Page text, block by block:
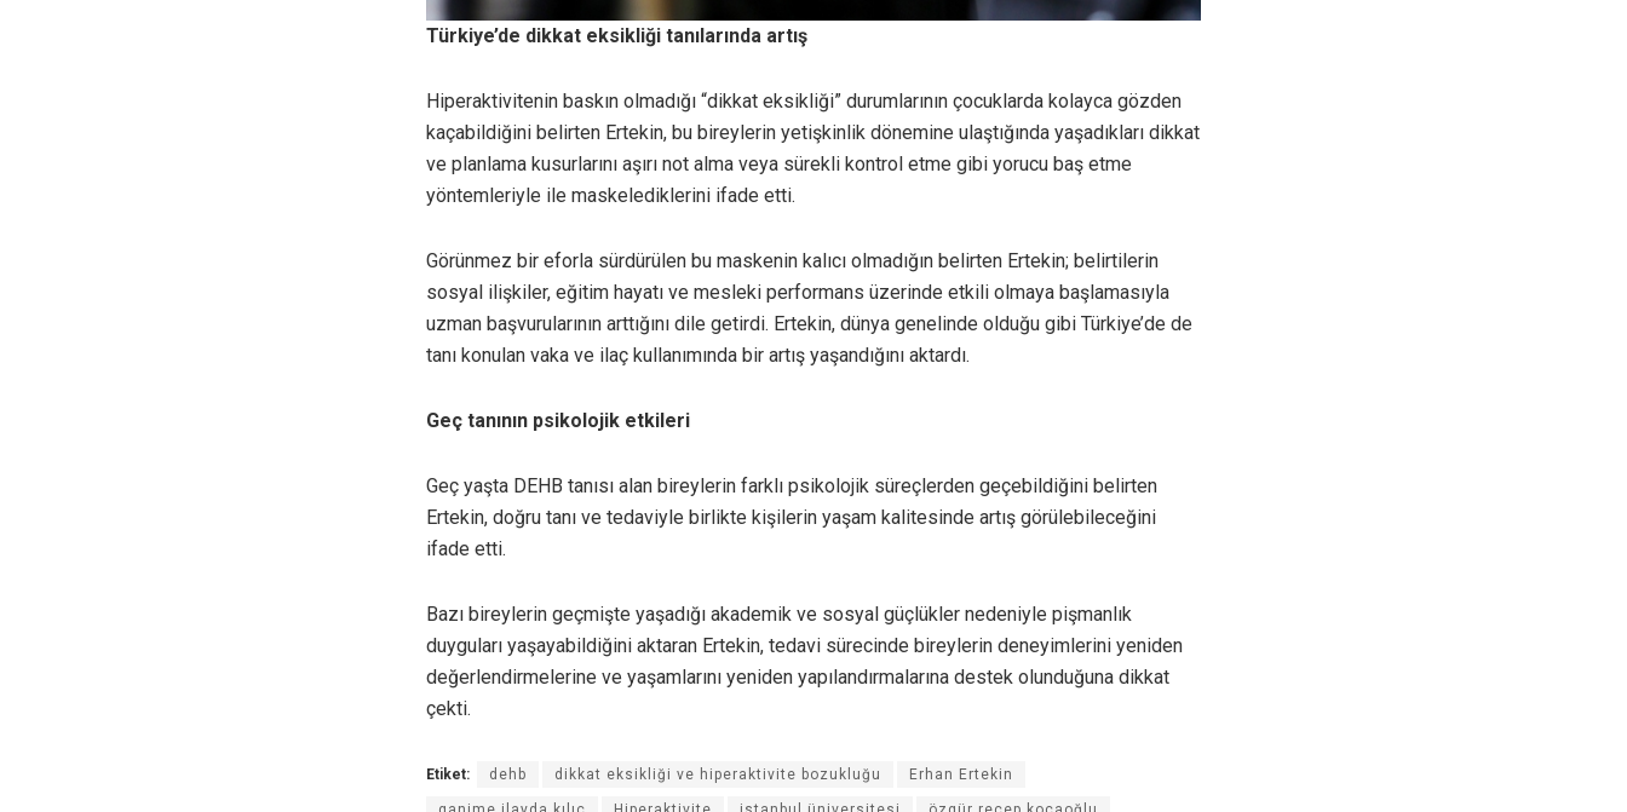
Türkiye’de dikkat eksikliği tanılarında artış
Hiperaktivitenin baskın olmadığı “dikkat eksikliği” durumlarının çocuklarda kolayca gözden
kaçabildiğini belirten Ertekin, bu bireylerin yetişkinlik dönemine ulaştığında yaşadıkları dikkat
ve planlama kusurlarını aşırı not alma veya sürekli kontrol etme gibi yorucu baş etme
yöntemleriyle ile maskelediklerini ifade etti.
Görünmez bir eforla sürdürülen bu maskenin kalıcı olmadığın belirten Ertekin; belirtilerin
sosyal ilişkiler, eğitim hayatı ve mesleki performans üzerinde etkili olmaya başlamasıyla
uzman başvurularının arttığını dile getirdi. Ertekin, dünya genelinde olduğu gibi Türkiye’de de
tanı konulan vaka ve ilaç kullanımında bir artış yaşandığını aktardı.
Geç tanının psikolojik etkileri
Geç yaşta DEHB tanısı alan bireylerin farklı psikolojik süreçlerden geçebildiğini belirten
Ertekin, doğru tanı ve tedaviyle birlikte kişilerin yaşam kalitesinde artış görülebileceğini
ifade etti.
Bazı bireylerin geçmişte yaşadığı akademik ve sosyal güçlükler nedeniyle pişmanlık
duyguları yaşayabildiğini aktaran Ertekin, tedavi sürecinde bireylerin deneyimlerini yeniden
değerlendirmelerine ve yaşamlarını yeniden yapılandırmalarına destek olunduğuna dikkat
çekti.
Etiket: dehb dikkat eksikliği ve hiperaktivite bozukluğu Erhan Ertekin